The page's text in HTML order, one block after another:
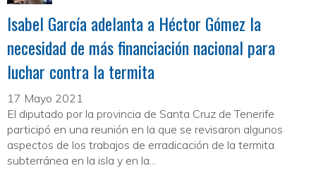
Isabel García adelanta a Héctor Gómez la
necesidad de más financiación nacional para
luchar contra la termita
17 Mayo 2021
El diputado por la provincia de Santa Cruz de Tenerife
participó en una reunión en la que se revisaron algunos
aspectos de los trabajos de erradicación de la termita
subterránea en la isla y en la...